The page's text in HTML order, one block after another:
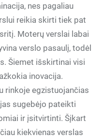
nes pagaliau
reikia skirti tiek pat
Moterų verslai labai
verslo pasaulį, todėl
Šiemet išskirtinai visi
inovacija.
rinkoje egzistuojančias
sugebėjo pateikti
ir įsitvirtinti. Šįkart
kiekvienas verslas